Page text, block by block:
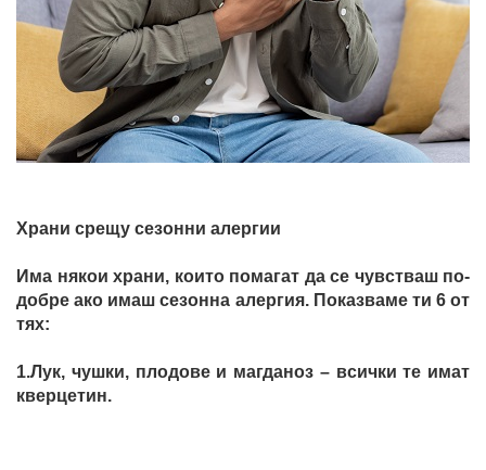
Храни срещу сезонни алергии
Има някои храни, които помагат да се чувстваш по-
добре ако имаш сезонна алергия. Показваме ти 6 от
тях:
1.Лук, чушки, плодове и магданоз – всички те имат
кверцетин.